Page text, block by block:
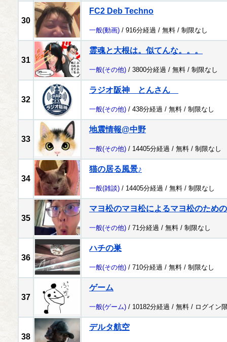
30
FC2 Deb Techno
一般(動画) / 916分経過 / 無料 / 制限なし
31
霊魂と大根は。似てんな。。。
一般(その他) / 3800分経過 / 無料 / 制限なし
32
ラジオ阪神 とんさん
一般(その他) / 438分経過 / 無料 / 制限なし
33
地震情報@中野
一般(その他) / 14405分経過 / 無料 / 制限なし
34
猫の居る風景♪
一般(雑談) / 14405分経過 / 無料 / 制限なし
35
マヨ松のマヨ松によるマヨ松のため
一般(その他) / 71分経過 / 無料 / 制限なし
36
ハチの巣
一般(その他) / 710分経過 / 無料 / 制限なし
37
ゲーム
一般(ゲーム) / 10182分経過 / 無料 / ログイン
38
デルタ航空